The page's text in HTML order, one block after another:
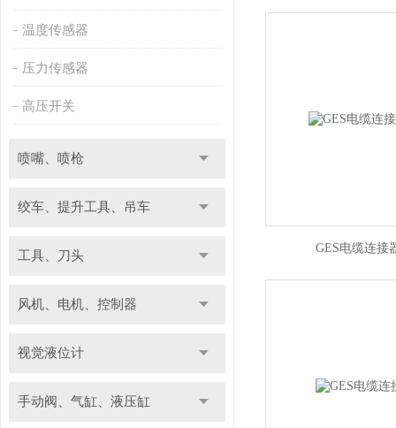
温度传感器
压力传感器
高压开关
喷嘴、喷枪
绞车、提升工具、吊车
工具、刀头
风机、电机、控制器
视觉液位计
手动阀、气缸、液压缸
GES电缆连接